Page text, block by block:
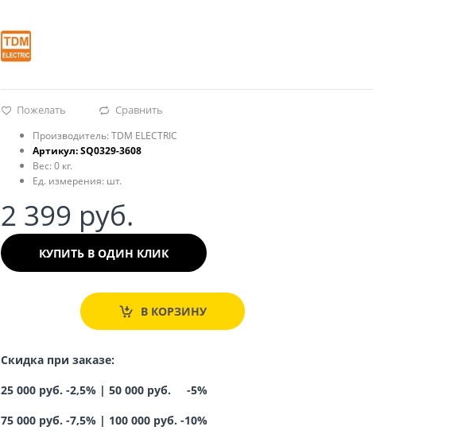
Пожелать Сравнить
Производитель: TDM ELECTRIC
Артикул:SQ0329-3608
Вес: 0 кг.
Ед. измерения: шт.
2 399 руб.
КУПИТЬ В ОДИН КЛИК
В КОРЗИНУ
Скидка при заказе:
25 000 руб. -2,5% | 50 000 руб. -5%
75 000 руб. -7,5%| 100 000 руб. -10%